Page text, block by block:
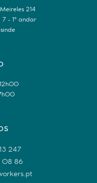
214
- 1º andar
247
08 86